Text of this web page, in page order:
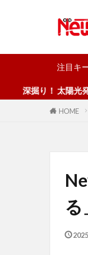
注目キ
！ 太陽光発電【月
HOME
る